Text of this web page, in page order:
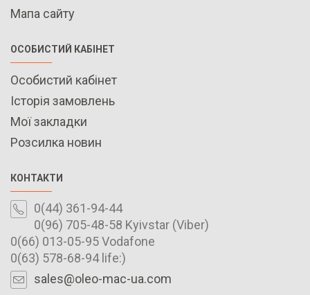
Мапа сайту
ОСОБИСТИЙ КАБІНЕТ
Особистий кабінет
Історія замовлень
Мої закладки
Розсилка новин
КОНТАКТИ
0(44) 361-94-44
0(96) 705-48-58 Kyivstar (Viber)
0(66) 013-05-95 Vodafone
0(63) 578-68-94 life:)
sales@oleo-mac-ua.com